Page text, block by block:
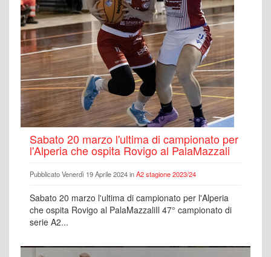
Sabato 20 marzo l'ultima di campionato per
l'Alperia che ospita Rovigo al PalaMazzali
Pubblicato Venerdì 19 Aprile 2024 inA2 stagione 2023/24
Sabato 20 marzo l'ultima di campionato per l'Alperia
che ospita Rovigo al PalaMazzaliIl 47° campionato di
serie A2...